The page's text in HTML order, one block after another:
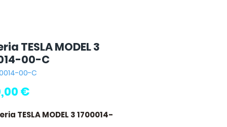
TESLA MODEL 3
00-C
00-C
€
TESLA MODEL 3 1700014-